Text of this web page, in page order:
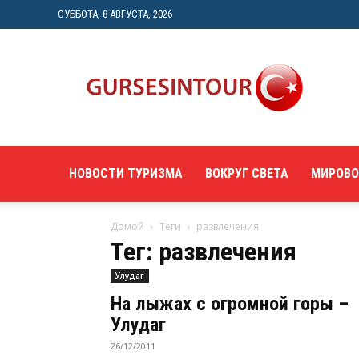
СУББОТА, 8 АВГУСТА, 2026
—
познавательный
туристический
НОВОСТИ ТУРИЗМА ВОКРУГ СВЕТА
Домой Теги развлечения
Тег: развлечения
Улудаг
На лыжах с огромной горы –
Улудаг
26/12/2011